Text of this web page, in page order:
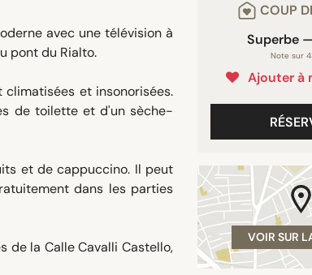
COUP
Superbe
Note sur
Ajouter à
VOIR SUR
avec une télévision à
pont du Rialto.
et insonorisées.
de toilette et d'un sèche-
et de cappuccino. Il peut
dans les parties
de la Calle Cavalli Castello,